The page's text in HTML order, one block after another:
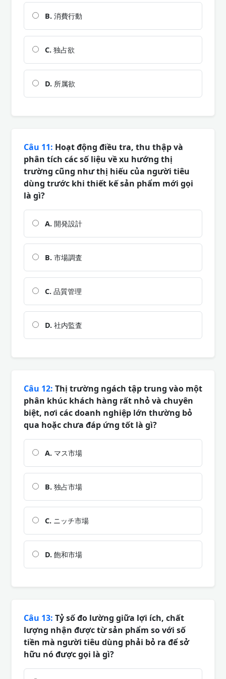
B. 消費行動
C. 独占欲
D. 所属欲
Câu 11: Hoạt động điều tra, thu thập và
phân tích các số liệu về xu hướng thị
trường cũng như thị hiếu của người tiêu
dùng trước khi thiết kế sản phẩm mới gọi
là gì?
A. 開発設計
B. 市場調査
C. 品質管理
D. 社内監査
Câu 12: Thị trường ngách tập trung vào một
phân khúc khách hàng rất nhỏ và chuyên
biệt, nơi các doanh nghiệp lớn thường bỏ
qua hoặc chưa đáp ứng tốt là gì?
A. マス市場
B. 独占市場
C. ニッチ市場
D. 飽和市場
Câu 13: Tỷ số đo lường giữa lợi ích, chất
lượng nhận được từ sản phẩm so với số
tiền mà người tiêu dùng phải bỏ ra để sở
hữu nó được gọi là gì?